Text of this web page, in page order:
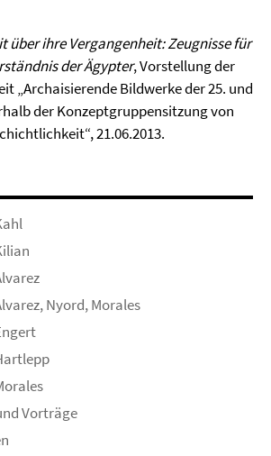
über ihre Vergangenheit: Zeugnisse für
der Ägypter, Vorstellung der
„Archaisierende Bildwerke der 25. und
der Konzeptgruppensitzung von
21.06.2013.
Nyord, Morales
Vorträge